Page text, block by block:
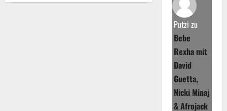
Lombardi:
Putzi zu
Bebe
Rexha mit
David
Guetta,
Nicki Minaj
& Afrojack